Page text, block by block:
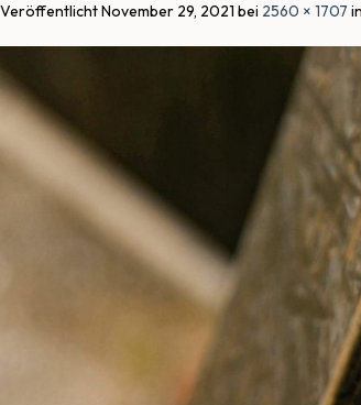
VeröffentlichtNovember 29, 2021 bei 2560 × 1707 in